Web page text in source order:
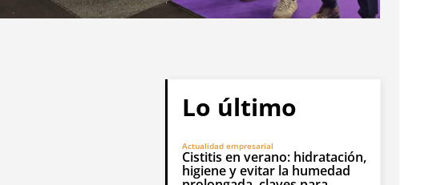
Lo último
Actualidad empresarial
Cistitis en verano: hidratación,
higiene y evitar la humedad